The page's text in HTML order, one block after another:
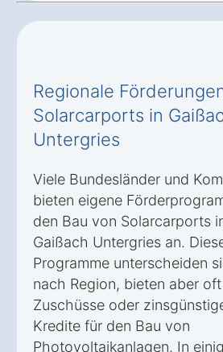
Regionale
Solarcarports in
Untergries
Viele Bundesländer und
bieten eigene
den Bau von Solarcarports
Gaißach Untergries an.
Programme unterscheiden
nach Region, bieten aber oft
Zuschüsse oder
Kredite für den Bau von
Photovoltaikanlagen. In